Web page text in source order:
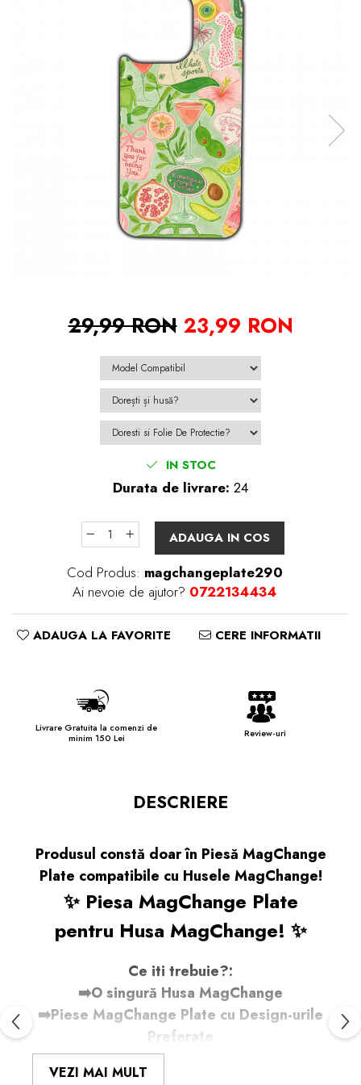
29,99 RON 23,99 RON
IN STOC
Durata de livrare: 24
ADAUGA IN COS
Cod Produs: magchangeplate290
Ai nevoie de ajutor? 0722134434
ADAUGA LA FAVORITE CERE INFORMATII
Livrare Gratuita la comenzi de
minim 150 Lei
Review-uri
DESCRIERE
Produsul constă doar în Piesă MagChange
Plate compatibile cu Husele MagChange!
✨ Piesa MagChange Plate
pentru Husa MagChange! ✨
Ce iti trebuie?:
➡️O singură Husa MagChange
➡️Piese MagChange Plate cu Design-urile
Preferate
Cum Funcționează:
VEZI MAI MULT